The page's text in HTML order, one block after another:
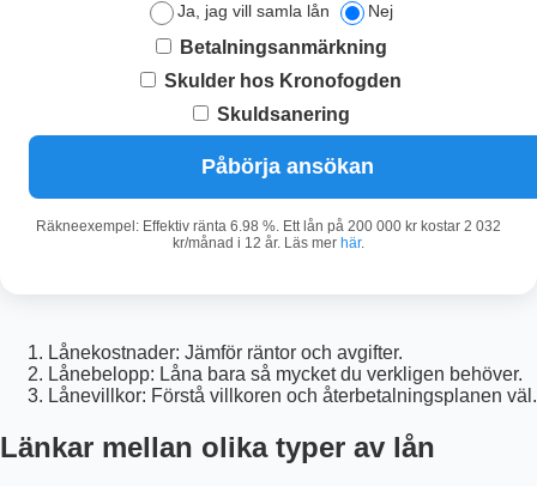
Ja, jag vill samla lån Nej
Betalningsanmärkning
Skulder hos Kronofogden
Skuldsanering
Påbörja ansökan
Räkneexempel: Effektiv ränta 6.98 %. Ett lån på 200 000 kr kostar 2 032
kr/månad i 12 år. Läs mer här.
Lånekostnader: Jämför räntor och avgifter.
Lånebelopp: Låna bara så mycket du verkligen behöver.
Lånevillkor: Förstå villkoren och återbetalningsplanen väl.
Länkar mellan olika typer av lån